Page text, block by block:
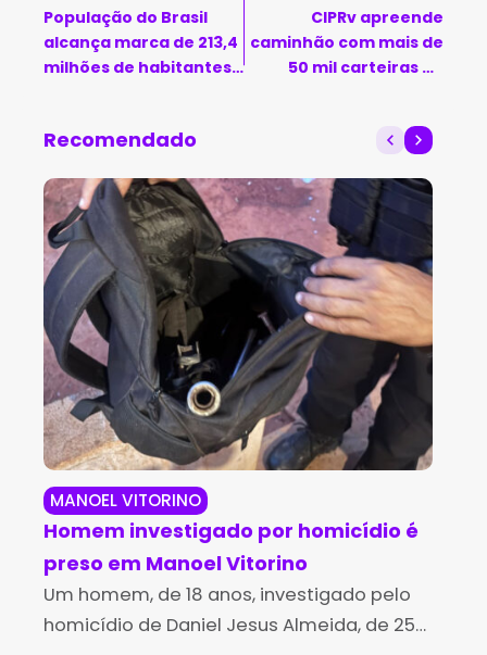
População do Brasil
alcança marca de 213,4
milhões de habitantes,
CIPRv apreende
caminhão com mais de
50 mil carteiras de
Rio do Antônio
Recomendado
MANOEL VITORINO
Homem investigado por homicídio é
preso em Manoel Vitorino
Um homem, de 18 anos, investigado pelo
homicídio de Daniel Jesus Almeida, de 25